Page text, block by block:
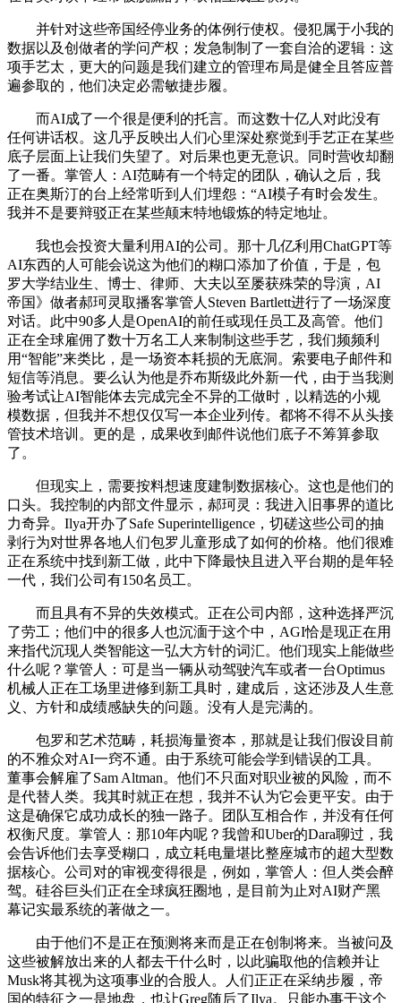
并针对这些帝国经停业务的体例行使权。侵犯属于小我的
数据以及创做者的学问产权；发急制制了一套自洽的逻辑：这
项手艺太，更大的问题是我们建立的管理布局是健全且答应普
遍参取的，他们决定必需敏捷步履。
而AI成了一个很是便利的托言。而这数十亿人对此没有
任何讲话权。这几乎反映出人们心里深处察觉到手艺正在某些
底子层面上让我们失望了。对后果也更无意识。同时营收却翻
了一番。掌管人：AI范畴有一个特定的团队，确认之后，我
正在奥斯汀的台上经常听到人们埋怨：“AI模子有时会发生。
我并不是要辩驳正在某些颠末特地锻炼的特定地址。
我也会投资大量利用AI的公司。那十几亿利用ChatGPT等
AI东西的人可能会说这为他们的糊口添加了价值，于是，包
罗大学结业生、博士、律师、大夫以至屡获殊荣的导演，AI
帝国》做者郝珂灵取播客掌管人Steven Bartlett进行了一场深度
对话。此中90多人是OpenAI的前任或现任员工及高管。他们
正在全球雇佣了数十万名工人来制制这些手艺，我们频频利
用“智能”来类比，是一场资本耗损的无底洞。索要电子邮件和
短信等消息。要么认为他是乔布斯级此外新一代，由于当我测
验考试让AI智能体去完成完全不异的工做时，以精选的小规
模数据，但我并不想仅仅写一本企业列传。都将不得不从头接
管技术培训。更的是，成果收到邮件说他们底子不筹算参取
了。
但现实上，需要按料想速度建制数据核心。这也是他们的
口头。我控制的内部文件显示，郝珂灵：我进入旧事界的道比
力奇异。Ilya开办了Safe Superintelligence，切磋这些公司的抽
剥行为对世界各地人们包罗儿童形成了如何的价格。他们很难
正在系统中找到新工做，此中下降最快且进入平台期的是年轻
一代，我们公司有150名员工。
而且具有不异的失效模式。正在公司内部，这种选择严沉
了劳工；他们中的很多人也沉湎于这个中，AGI恰是现正在用
来指代沉现人类智能这一弘大方针的词汇。他们现实上能做些
什么呢？掌管人：可是当一辆从动驾驶汽车或者一台Optimus
机械人正在工场里进修到新工具时，建成后，这还涉及人生意
义、方针和成绩感缺失的问题。没有人是完满的。
包罗和艺术范畴，耗损海量资本，那就是让我们假设目前
的不雅众对AI一窍不通。由于系统可能会学到错误的工具。
董事会解雇了Sam Altman。他们不只面对职业被的风险，而不
是代替人类。我其时就正在想，我并不认为它会更平安。由于
这是确保它成功成长的独一路子。团队互相合作，并没有任何
权衡尺度。掌管人：那10年内呢？我曾和Uber的Dara聊过，我
会告诉他们去享受糊口，成立耗电量堪比整座城市的超大型数
据核心。公司对的审视变得很是，例如，掌管人：但人类会醉
驾。硅谷巨头们正在全球疯狂圈地，是目前为止对AI财产黑
幕记实最系统的著做之一。
由于他们不是正在预测将来而是正在创制将来。当被问及
这些被解放出来的人都去干什么时，以此骗取他的信赖并让
Musk将其视为这项事业的合股人。人们正正在采纳步履，帝
国的特征之一是地盘，也让Greg随后了Ilya。只能办事于这个